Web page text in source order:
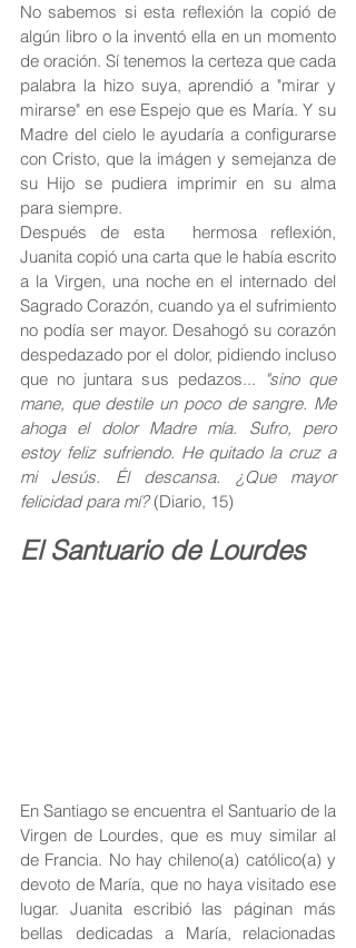
No sabemos si esta reflexión la copió de
algún libro o la inventó ella en un momento
de oración. Sí tenemos la certeza que cada
palabra la hizo suya, aprendió a "mirar y
mirarse" en ese Espejo que es María. Y su
Madre del cielo le ayudaría a configurarse
con Cristo, que la imágen y semejanza de
su Hijo se pudiera imprimir en su alma
para siempre.
Después de esta  hermosa reflexión,
Juanita copió una carta que le había escrito
a la Virgen, una noche en el internado del
Sagrado Corazón, cuando ya el sufrimiento
no podía ser mayor. Desahogó su corazón
despedazado por el dolor, pidiendo incluso
que no juntara sus pedazos...
"sino que
mane, que destile un poco de sangre. Me
ahoga el dolor Madre mía. Sufro, pero
estoy feliz sufriendo. He quitado la cruz a
mi Jesús. Él descansa. ¿Que mayor
felicidad para mí? (Diario, 15)
El Santuario de Lourdes
En Santiago se encuentra el Santuario de la
Virgen de Lourdes, que es muy similar al
de Francia. No hay chileno(a) católico(a) y
devoto de María, que no haya visitado ese
lugar. Juanita escribió las páginan más
bellas dedicadas a María, relacionadas